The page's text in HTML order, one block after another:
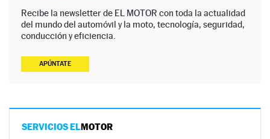
Recibe la newsletter de EL MOTOR con toda la actualidad
del mundo del automóvil y la moto, tecnología, seguridad,
conducción y eficiencia.
APÚNTATE
SERVICIOS ELMOTOR